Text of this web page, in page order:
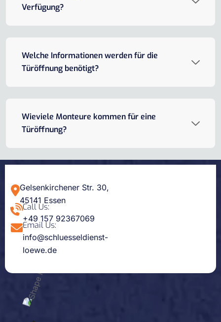
Verfügung?
Welche Informationen werden für die
Türöffnung benötigt?
Wieviele Monteure kommen für eine
Türöffnung?
Gelsenkirchener Str. 30,
45141 Essen
Call Us:
+49 157 92367069
Email Us:
info@schluesseldienst-
loewe.de